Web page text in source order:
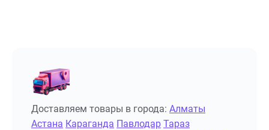
Доставляем товары в города: Алматы
Астана Караганда Павлодар Тараз